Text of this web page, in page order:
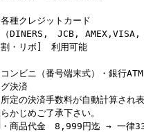
各種クレジットカード
（DINERS, JCB,
割・リボ] 利用可能
コンビニ（番号端末式）・銀行
グ決済
所定の決済手数料が自動計算され
らかじめご了承下さい。
・商品代金 8,999円迄 → 一律